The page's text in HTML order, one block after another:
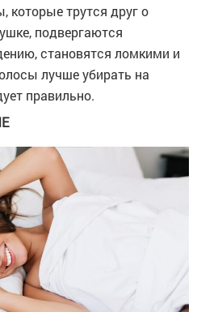
трутся друг о
подвергаются
становятся ломкими и
лучше убирать на
правильно.